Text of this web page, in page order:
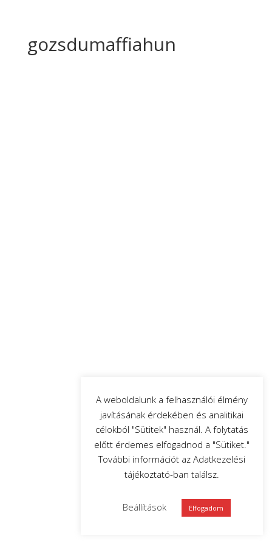
gozsdumaffiahun
A weboldalunk a felhasználói élmény
javításának érdekében és analitikai
célokból "Sütitek" használ. A folytatás
előtt érdemes elfogadnod a "Sütiket."
További információt az Adatkezelési
tájékoztató-ban találsz.
Beállítások Elfogadom